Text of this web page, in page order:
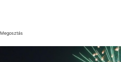
Megosztás